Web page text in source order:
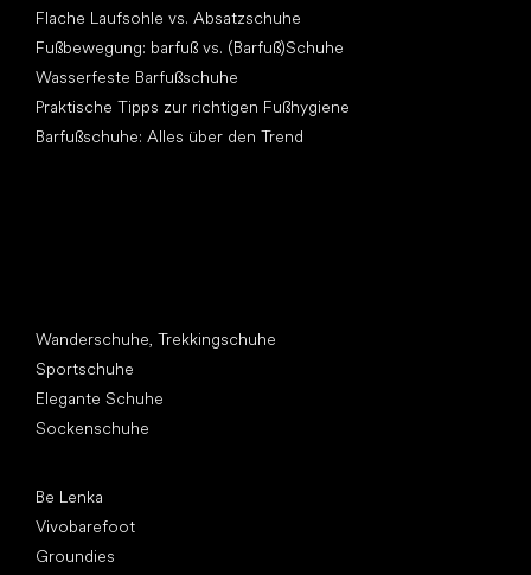
Flache Laufsohle vs. Absatzschuhe
Fußbewegung: barfuß vs. (Barfuß)Schuhe
Wasserfeste Barfußschuhe
Praktische Tipps zur richtigen Fußhygiene
Barfußschuhe: Alles über den Trend
Wanderschuhe, Trekkingschuhe
Sportschuhe
Elegante Schuhe
Sockenschuhe
Be Lenka
Vivobarefoot
Groundies